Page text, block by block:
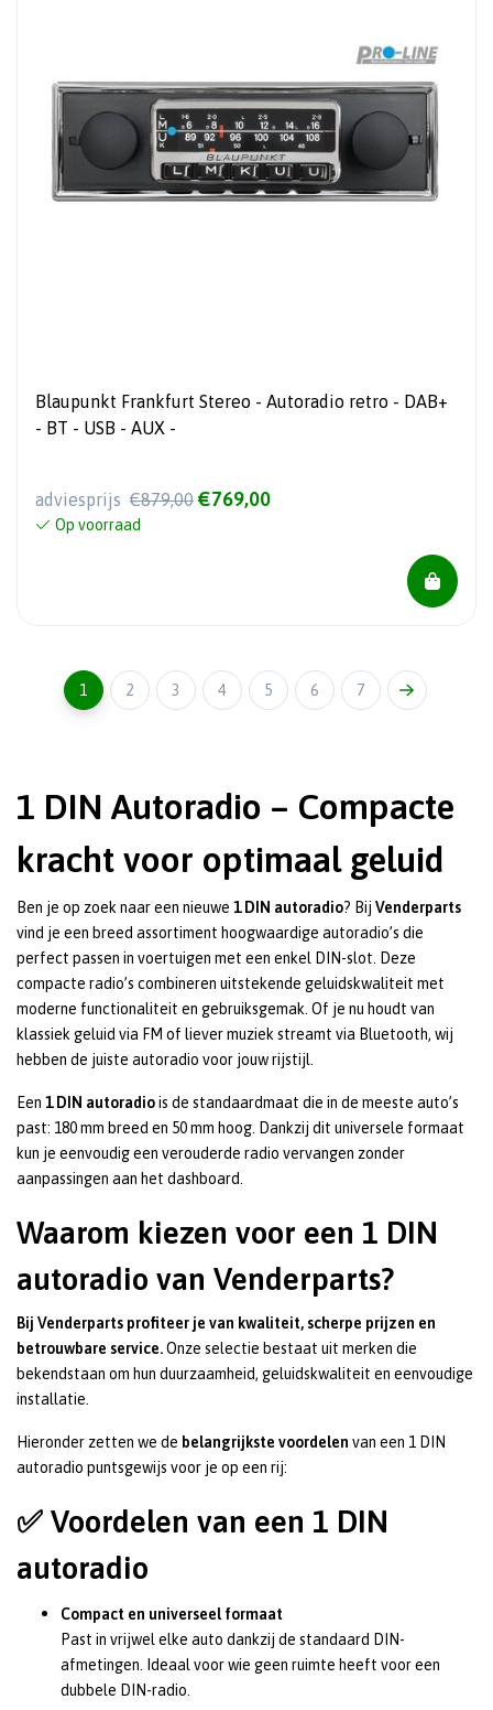
Blaupunkt Frankfurt Stereo - Autoradio retro - DAB+
- BT - USB - AUX -
adviesprijs €879,00 €769,00
Op voorraad
1 2 3 4 5 6 7
1 DIN Autoradio – Compacte
kracht voor optimaal geluid
Ben je op zoek naar een nieuwe 1 DIN autoradio? Bij Venderparts
vind je een breed assortiment hoogwaardige autoradio’s die
perfect passen in voertuigen met een enkel DIN-slot. Deze
compacte radio’s combineren uitstekende geluidskwaliteit met
moderne functionaliteit en gebruiksgemak. Of je nu houdt van
klassiek geluid via FM of liever muziek streamt via Bluetooth, wij
hebben de juiste autoradio voor jouw rijstijl.
Een 1 DIN autoradiois de standaardmaat die in de meeste auto’s
past: 180 mm breed en 50 mm hoog. Dankzij dit universele formaat
kun je eenvoudig een verouderde radio vervangen zonder
aanpassingen aan het dashboard.
Waarom kiezen voor een 1 DIN
autoradio van Venderparts?
Bij Venderparts profiteer je van kwaliteit, scherpe prijzen en
betrouwbare service.Onze selectie bestaat uit merken die
bekendstaan om hun duurzaamheid, geluidskwaliteit en eenvoudige
installatie.
Hieronder zetten we de belangrijkste voordelen van een 1 DIN
autoradio puntsgewijs voor je op een rij:
✅ Voordelen van een 1 DIN
autoradio
Compact en universeel formaat
Past in vrijwel elke auto dankzij de standaard DIN-
afmetingen. Ideaal voor wie geen ruimte heeft voor een
dubbele DIN-radio.